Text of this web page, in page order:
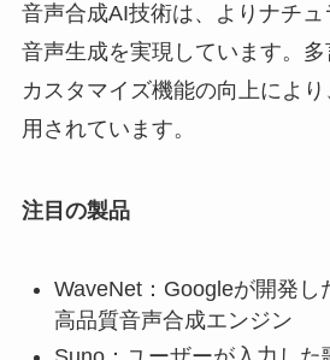
音声合成AI技術は、よりナチ
音声生成を実現しています。
カスタマイズ機能の向上によ
用されています。
注目の製品
WaveNet：Googleが開発し
高品質音声合成エンジン